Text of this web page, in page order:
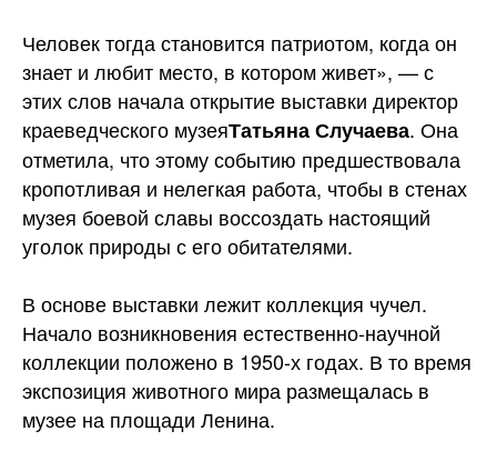
Человек тогда становится патриотом, когда он
знает и любит место, в котором живет», — с
этих слов начала открытие выставки директор
краеведческого музеяТатьяна Случаева. Она
отметила, что этому событию предшествовала
кропотливая и нелегкая работа, чтобы в стенах
музея боевой славы воссоздать настоящий
уголок природы с его обитателями.
В основе выставки лежит коллекция чучел.
Начало возникновения естественно-научной
коллекции положено в 1950-х годах. В то время
экспозиция животного мира размещалась в
музее на площади Ленина.